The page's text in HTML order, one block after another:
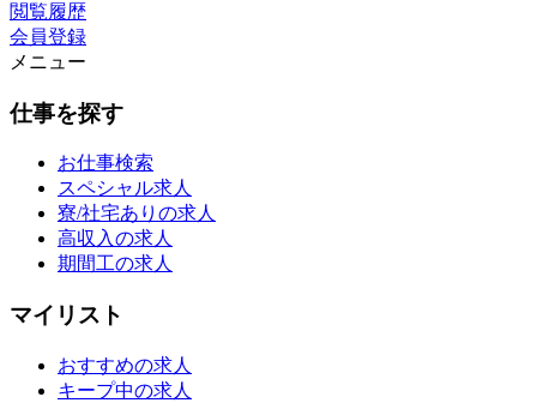
閲覧履歴
会員登録
メニュー
仕事を探す
お仕事検索
スペシャル求人
寮/社宅ありの求人
高収入の求人
期間工の求人
マイリスト
おすすめの求人
キープ中の求人